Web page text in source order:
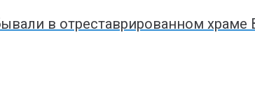
в отреставрированном